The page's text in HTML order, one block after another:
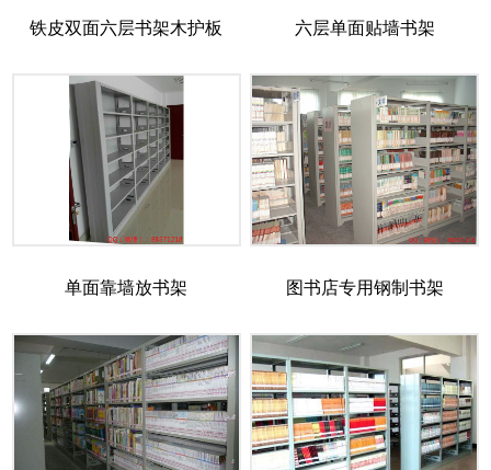
铁皮双面六层书架木护板 六层单面贴墙书架
单面靠墙放书架 图书店专用钢制书架